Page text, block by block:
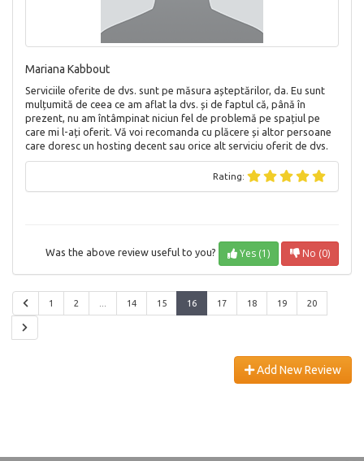
Mariana Kabbout
Serviciile oferite de dvs. sunt pe măsura așteptărilor, da. Eu sunt
mulțumită de ceea ce am aflat la dvs. și de faptul că, până în
prezent, nu am întâmpinat niciun fel de problemă pe spațiul pe
care mi l-ați oferit. Vă voi recomanda cu plăcere și altor persoane
care doresc un hosting decent sau orice alt serviciu oferit de dvs.
Rating:
Was the above review useful to you? Yes (1) No (0)
1 2 14 15 16 17 18 19 20
Add New Review